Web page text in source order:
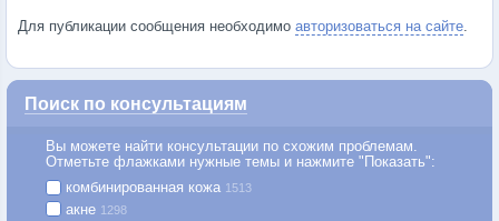
Для публикации сообщения необходимо авторизоваться на сайте.
Поиск по консультациям
Вы можете найти консультации по схожим проблемам.
Отметьте флажками нужные темы и нажмите "Показать":
комбинированная кожа 1513
акне 1298